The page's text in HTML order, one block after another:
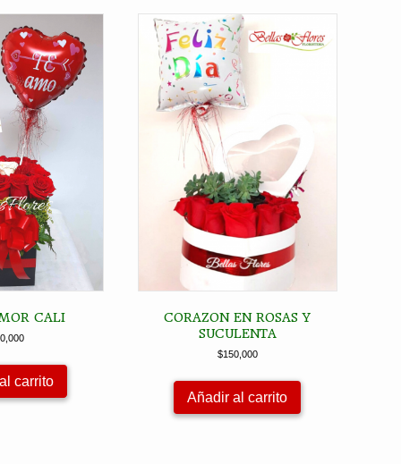
CALI
carrito
CORAZON EN ROSAS Y
SUCULENTA
$150,000
Añadir al carrito